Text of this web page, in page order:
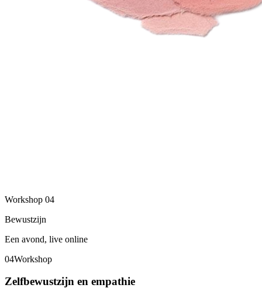
Workshop 04
Bewustzijn
Een avond, live online
04Workshop
Zelfbewustzijn en empathie